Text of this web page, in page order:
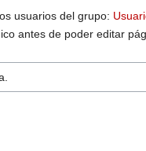
usuarios del grupo:
antes de poder editar